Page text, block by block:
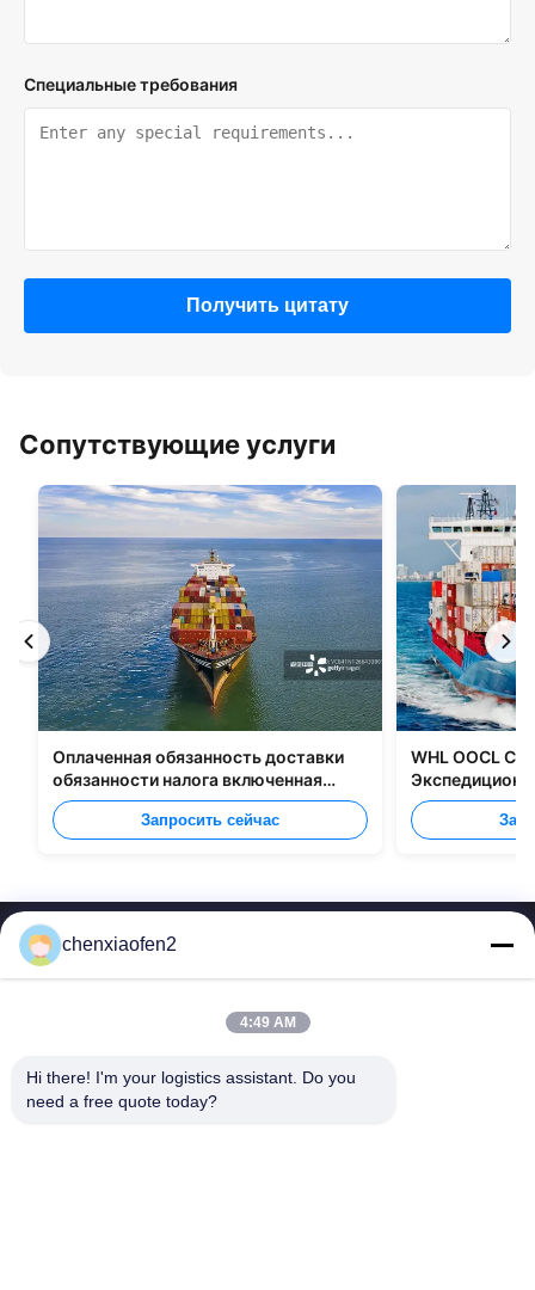
Специальные требования
Получить цитату
Сопутствующие услуги
Оплаченная обязанность доставки
обязанности налога включенная
грузящ все типы упаковки
Запросить сейчас
WHL OOCL
перевозке
Быстрые
Свяжитесь с нами
chenxiaofen2
4:49 AM
Hi there! I'm your logistics assistant. Do you
need a free quote today?